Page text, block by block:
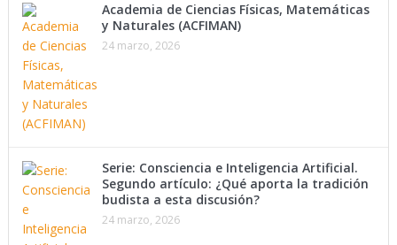
Academia de Ciencias Físicas, Matemáticas
y Naturales (ACFIMAN)
24 marzo, 2026
Serie: Consciencia e Inteligencia Artificial.
Segundo artículo: ¿Qué aporta la tradición
budista a esta discusión?
24 marzo, 2026